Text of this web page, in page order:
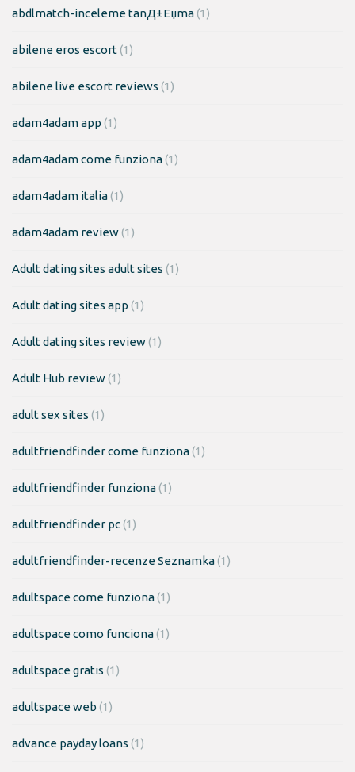
abdlmatch-inceleme tanД±Еџma(1)
abilene eros escort(1)
abilene live escort reviews (1)
adam4adam app (1)
adam4adam come funziona(1)
adam4adam italia(1)
adam4adam review(1)
Adult dating sites adult sites (1)
Adult dating sites app (1)
Adult dating sites review(1)
Adult Hub review(1)
adult sex sites (1)
adultfriendfinder come funziona(1)
adultfriendfinder funziona(1)
adultfriendfinder pc(1)
adultfriendfinder-recenze Seznamka(1)
adultspace come funziona(1)
adultspace como funciona(1)
adultspace gratis (1)
adultspace web (1)
advance payday loans (1)